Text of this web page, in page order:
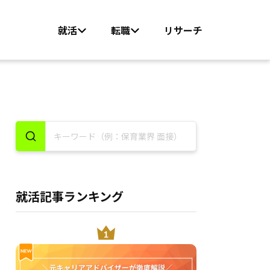
就活 転職 リサーチ
就活記事ランキング